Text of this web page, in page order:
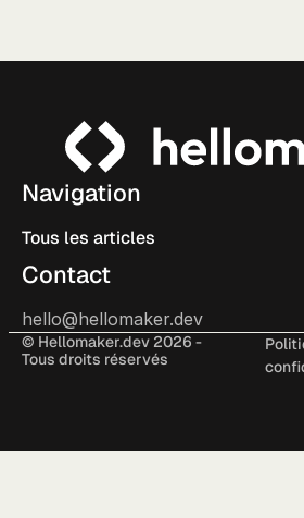
Navigation
Tous les articles
Contact
hello@hellomaker.dev
© Hellomaker.dev 2026 -
Tous droits réservés